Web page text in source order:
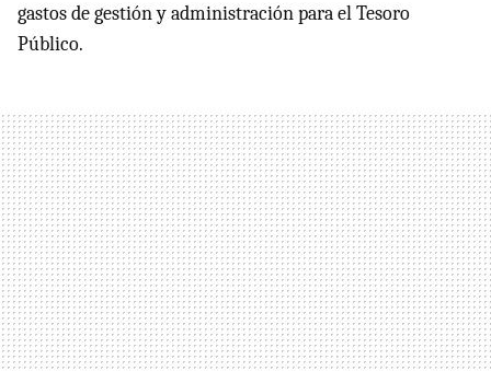
gastos de gestión y administración para el Tesoro
Público.